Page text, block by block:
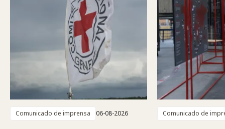
Comunicado de imprensa 06-08-2026 Comunicado de